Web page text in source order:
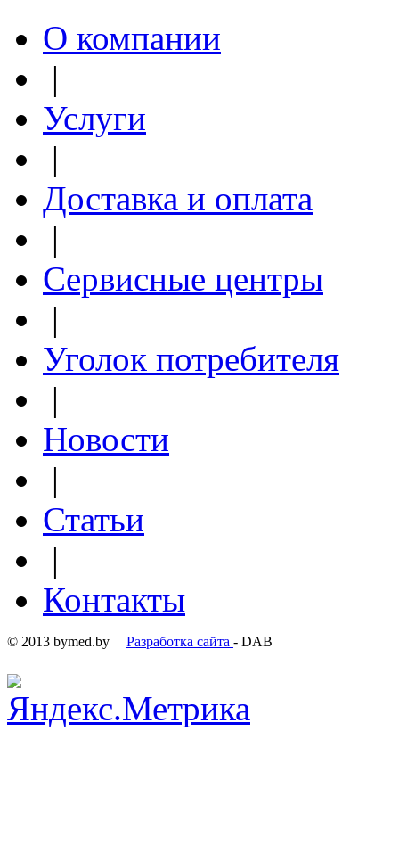
О компании
|
Услуги
|
Доставка и оплата
|
Сервисные центры
|
Уголок потребителя
|
Новости
|
Статьи
|
Контакты
© 2013 bymed.by | Разработка сайта - DAB